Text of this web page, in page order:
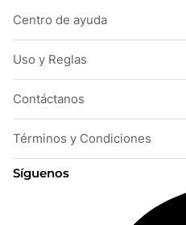
Centro de ayuda
Uso y Reglas
Contáctanos
Términos y Condiciones
Síguenos